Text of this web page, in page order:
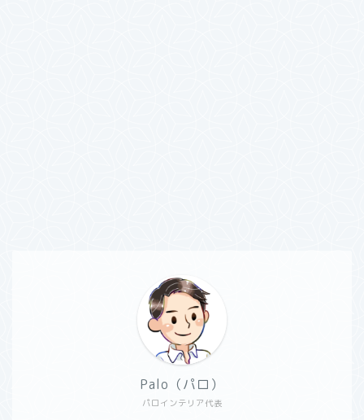
パロインテリア代表
Palo（パロ）